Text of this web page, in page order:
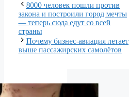
8000 человек пошли против
закона и построили город мечты
— теперь сюда едут со всей
страны
Почему бизнес-авиация летает
выше пассажирских самолётов